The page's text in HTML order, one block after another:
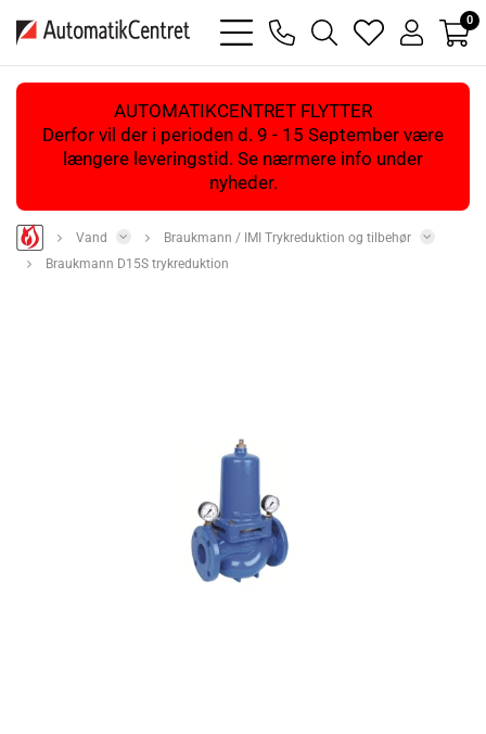
bars
light
phone
magnifying
glass
heart
light
user
light
0
AUTOMATIKCENTRET FLYTTER
Derfor vil der i perioden d. 9 - 15 September være
længere leveringstid. Se nærmere info under
nyheder.
Vand
Braukmann / IMI Trykreduktion og tilbehør
Braukmann D15S trykreduktion